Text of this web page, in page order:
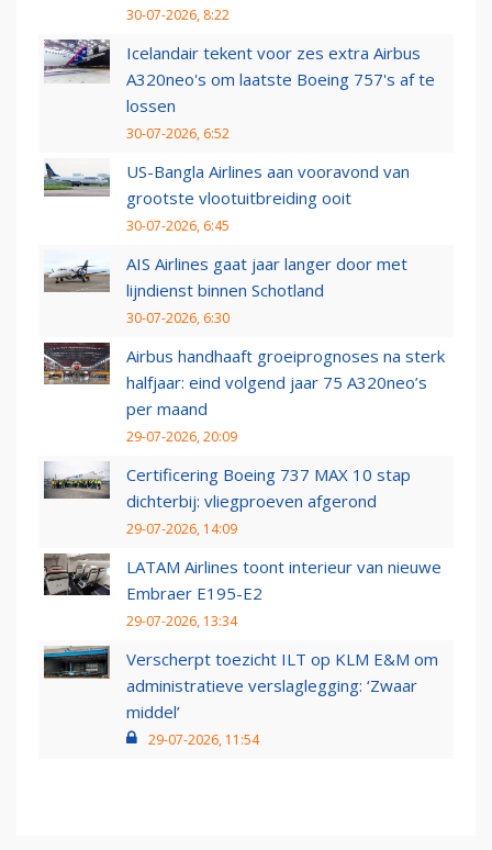
30-07-2026, 8:22
Icelandair tekent voor zes extra Airbus
A320neo's om laatste Boeing 757's af te
lossen
30-07-2026, 6:52
US-Bangla Airlines aan vooravond van
grootste vlootuitbreiding ooit
30-07-2026, 6:45
AIS Airlines gaat jaar langer door met
lijndienst binnen Schotland
30-07-2026, 6:30
Airbus handhaaft groeiprognoses na sterk
halfjaar: eind volgend jaar 75 A320neo’s
per maand
29-07-2026, 20:09
Certificering Boeing 737 MAX 10 stap
dichterbij: vliegproeven afgerond
29-07-2026, 14:09
LATAM Airlines toont interieur van nieuwe
Embraer E195-E2
29-07-2026, 13:34
Verscherpt toezicht ILT op KLM E&M om
administratieve verslaglegging: ‘Zwaar
middel’
29-07-2026, 11:54